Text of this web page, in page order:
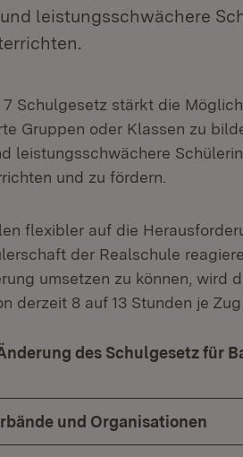
leistungsschwächere
Schulgesetz stärkt die
Gruppen oder Klassen zu
leistungsschwächere
und zu fördern.
flexibler auf die
der Realschule
umsetzen zu können, wird
derzeit 8 auf 13 Stunden je Zug
des Schulgesetz für
und Organisationen